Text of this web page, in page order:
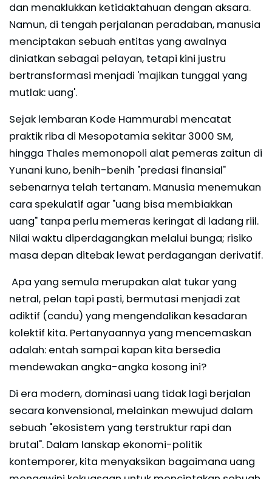
dan menaklukkan ketidaktahuan dengan aksara.
Namun, di tengah perjalanan peradaban, manusia
menciptakan sebuah entitas yang awalnya
diniatkan sebagai pelayan, tetapi kini justru
bertransformasi menjadi 'majikan tunggal yang
mutlak: uang'.
Sejak lembaran Kode Hammurabi mencatat
praktik riba di Mesopotamia sekitar 3000 SM,
hingga Thales memonopoli alat pemeras zaitun di
Yunani kuno, benih-benih "predasi finansial"
sebenarnya telah tertanam. Manusia menemukan
cara spekulatif agar "uang bisa membiakkan
uang" tanpa perlu memeras keringat di ladang riil.
Nilai waktu diperdagangkan melalui bunga; risiko
masa depan ditebak lewat perdagangan derivatif.
Apa yang semula merupakan alat tukar yang
netral, pelan tapi pasti, bermutasi menjadi zat
adiktif (candu) yang mengendalikan kesadaran
kolektif kita. Pertanyaannya yang mencemaskan
adalah: entah sampai kapan kita bersedia
mendewakan angka-angka kosong ini?
Di era modern, dominasi uang tidak lagi berjalan
secara konvensional, melainkan mewujud dalam
sebuah "ekosistem yang terstruktur rapi dan
brutal". Dalam lanskap ekonomi-politik
kontemporer, kita menyaksikan bagaimana uang